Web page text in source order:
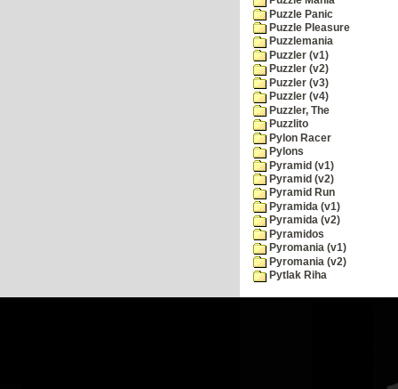
Puzzle Panic
Puzzle Pleasure
Puzzlemania
Puzzler (v1)
Puzzler (v2)
Puzzler (v3)
Puzzler (v4)
Puzzler, The
Puzzlito
Pylon Racer
Pylons
Pyramid (v1)
Pyramid (v2)
Pyramid Run
Pyramida (v1)
Pyramida (v2)
Pyramidos
Pyromania (v1)
Pyromania (v2)
Pytlak Riha